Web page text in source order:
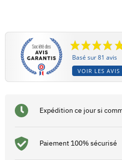
Basé sur 81 avis
VOIR LES AVIS
Expédition ce jour si
Paiement 100% sécurisé